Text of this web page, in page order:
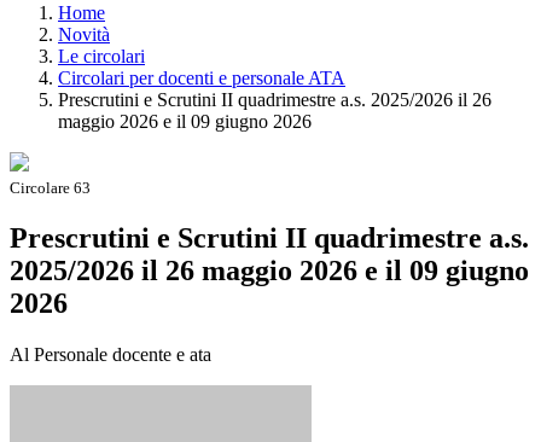
Home
Novità
Le circolari
Circolari per docenti e personale ATA
Prescrutini e Scrutini II quadrimestre a.s. 2025/2026 il 26
maggio 2026 e il 09 giugno 2026
Circolare 63
Prescrutini e Scrutini II quadrimestre a.s.
2025/2026 il 26 maggio 2026 e il 09 giugno
2026
Al Personale docente e ata